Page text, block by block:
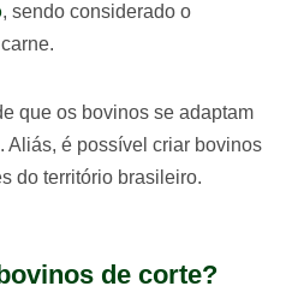
, sendo considerado o
que os bovinos se adaptam
Aliás, é possível criar bovinos
do território brasileiro.
de corte?